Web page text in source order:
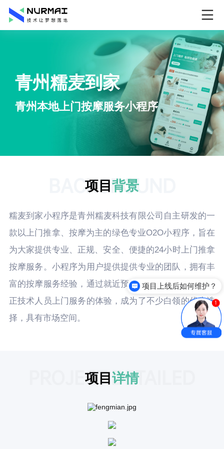
青州糯麦到家
青州本地上门按摩服务小程序
项目背景
BACKGROUND
糯麦到家小程序是青州糯麦科技有限公司自主研发的一
款以上门推拿、按摩为主的绿色专业O2O小程序，旨在
为大家提供专业、正规、安全、便捷的24小时上门推拿
按摩服务。小程序为用户提供提供专业的团队，拥有丰
富的按摩服务经验，通过就近预约，用户可以享受到真
正技术人员上门服务的体验，成为了不少白领的优先选
择，具有市场空间。
项目详情
PROJECT DETAILED
项目上线后如何维护？